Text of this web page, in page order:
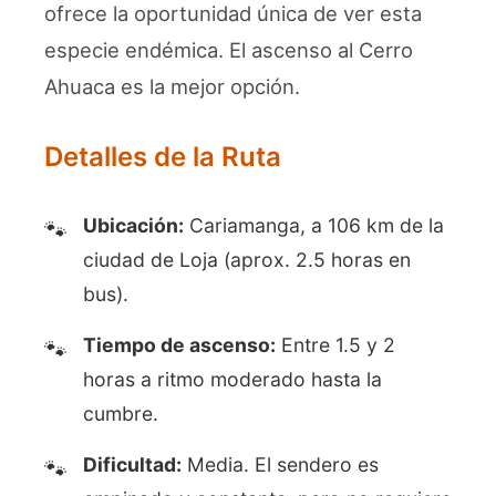
ofrece la oportunidad única de ver esta
especie endémica. El ascenso al Cerro
Ahuaca es la mejor opción.
Detalles de la Ruta
Ubicación: Cariamanga, a 106 km de la
ciudad de Loja (aprox. 2.5 horas en
bus).
Tiempo de ascenso: Entre 1.5 y 2
horas a ritmo moderado hasta la
cumbre.
Dificultad: Media. El sendero es